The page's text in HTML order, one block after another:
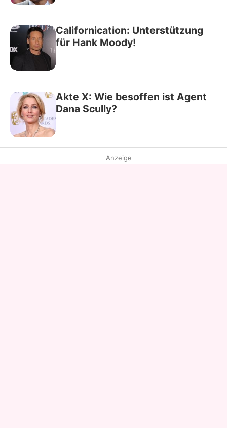
Californication: Unterstützung
für Hank Moody!
Akte X: Wie besoffen ist Agent
Dana Scully?
Anzeige